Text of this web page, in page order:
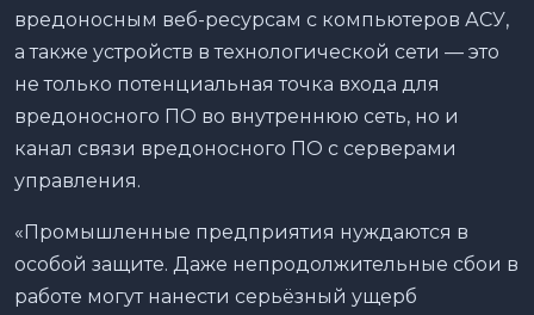
вредоносным веб-ресурсам с компьютеров АСУ,
а также устройств в технологической сети — это
не только потенциальная точка входа для
вредоносного ПО во внутреннюю сеть, но и
канал связи вредоносного ПО с серверами
управления.
«Промышленные предприятия нуждаются в
особой защите. Даже непродолжительные сбои в
работе могут нанести серьёзный ущерб